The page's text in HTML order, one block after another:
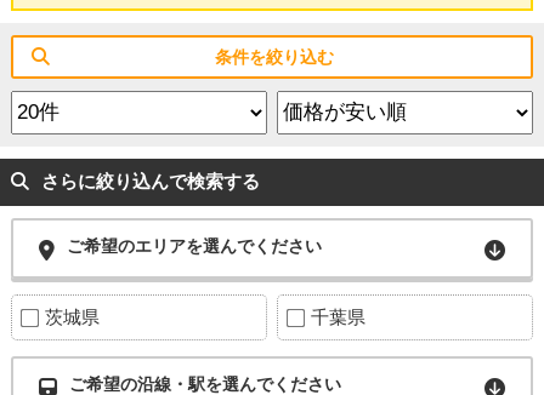
条件を絞り込む
さらに絞り込んで検索する
ご希望のエリアを選んでください
茨城県 千葉県
ご希望の沿線・駅を選んでください